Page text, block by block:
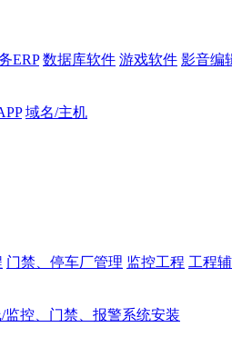
ERP 数据库软件 游戏软件 影音编
域名/主机
门禁、停车厂管理 监控工程 工程
监控、门禁、报警系统安装